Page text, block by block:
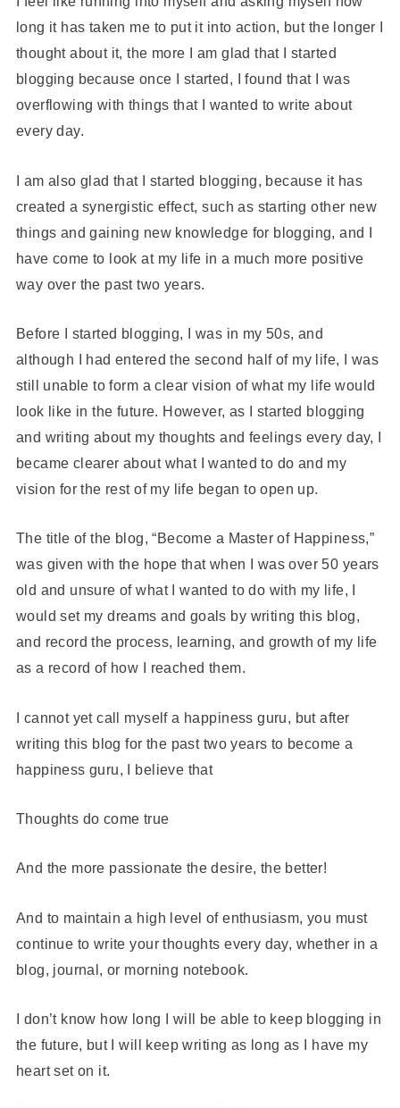
long it has taken me to put it into action, but the longer I
thought about it, the more I am glad that I started
blogging because once I started, I found that I was
overflowing with things that I wanted to write about
every day.
I am also glad that I started blogging, because it has
created a synergistic effect, such as starting other new
things and gaining new knowledge for blogging, and I
have come to look at my life in a much more positive
way over the past two years.
Before I started blogging, I was in my 50s, and
although I had entered the second half of my life, I was
still unable to form a clear vision of what my life would
look like in the future. However, as I started blogging
and writing about my thoughts and feelings every day, I
became clearer about what I wanted to do and my
vision for the rest of my life began to open up.
The title of the blog, “Become a Master of Happiness,”
was given with the hope that when I was over 50 years
old and unsure of what I wanted to do with my life, I
would set my dreams and goals by writing this blog,
and record the process, learning, and growth of my life
as a record of how I reached them.
I cannot yet call myself a happiness guru, but after
writing this blog for the past two years to become a
happiness guru, I believe that
Thoughts do come true
And the more passionate the desire, the better!
And to maintain a high level of enthusiasm, you must
continue to write your thoughts every day, whether in a
blog, journal, or morning notebook.
I don’t know how long I will be able to keep blogging in
the future, but I will keep writing as long as I have my
heart set on it.